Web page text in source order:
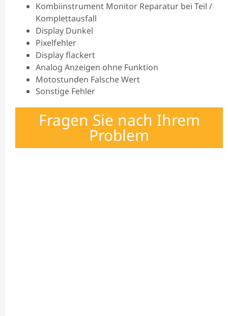
Kombiinstrument Monitor Reparatur bei Teil /
Komplettausfall
Display Dunkel
Pixelfehler
Display flackert
Analog Anzeigen ohne Funktion
Motostunden Falsche Wert
Sonstige Fehler
Fragen Sie nach Ihrem
Problem